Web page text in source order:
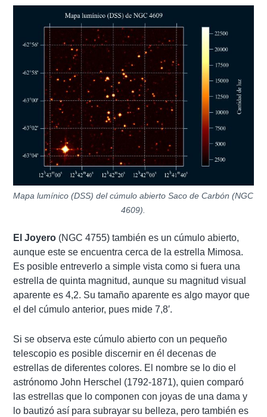
Mapa lumínico (DSS) del cúmulo abierto Saco de Carbón (NGC
4609).
El Joyero (NGC 4755) también es un cúmulo abierto,
aunque este se encuentra cerca de la estrella Mimosa.
Es posible entreverlo a simple vista como si fuera una
estrella de quinta magnitud, aunque su magnitud visual
aparente es 4,2. Su tamaño aparente es algo mayor que
el del cúmulo anterior, pues mide 7,8′.
Si se observa este cúmulo abierto con un pequeño
telescopio es posible discernir en él decenas de
estrellas de diferentes colores. El nombre se lo dio el
astrónomo John Herschel (1792-1871), quien comparó
las estrellas que lo componen con joyas de una dama y
lo bautizó así para subrayar su belleza, pero también es